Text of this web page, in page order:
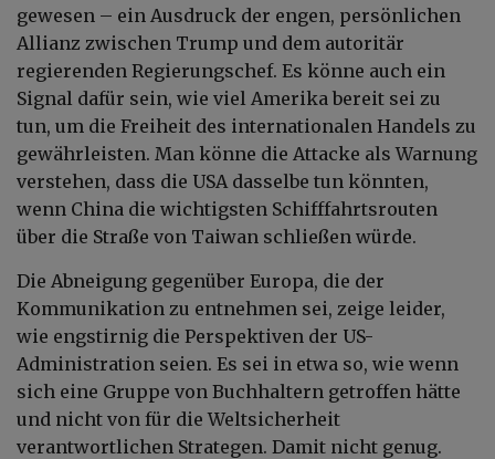
gewesen – ein Ausdruck der engen, persönlichen
Allianz zwischen Trump und dem autoritär
regierenden Regierungschef. Es könne auch ein
Signal dafür sein, wie viel Amerika bereit sei zu
tun, um die Freiheit des internationalen Handels zu
gewährleisten. Man könne die Attacke als Warnung
verstehen, dass die USA dasselbe tun könnten,
wenn China die wichtigsten Schifffahrtsrouten
über die Straße von Taiwan schließen würde.
Die Abneigung gegenüber Europa, die der
Kommunikation zu entnehmen sei, zeige leider,
wie engstirnig die Perspektiven der US-
Administration seien. Es sei in etwa so, wie wenn
sich eine Gruppe von Buchhaltern getroffen hätte
und nicht von für die Weltsicherheit
verantwortlichen Strategen. Damit nicht genug.